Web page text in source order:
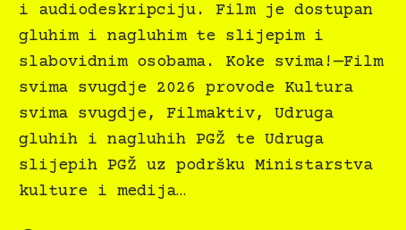
i audiodeskripciju. Film je dostupan
gluhim i nagluhim te slijepim i
slabovidnim osobama. Koke svima!—Film
svima svugdje 2026 provode Kultura
svima svugdje, Filmaktiv, Udruga
gluhih i nagluhih PGŽ te Udruga
slijepih PGŽ uz podršku Ministarstva
kulture i medija…